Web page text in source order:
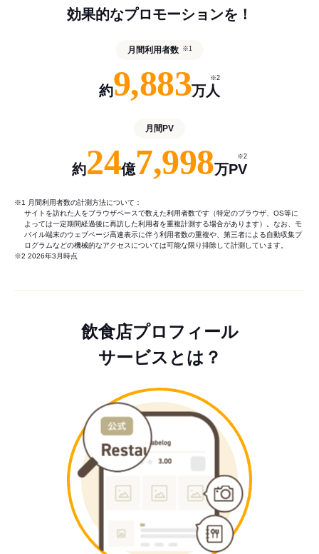
効果的なプロモーションを！
月間利用者数 ※1
約9,883万人
※2
月間PV
約24億7,998万PV
※2
※1 月間利用者数の計測方法について：
サイトを訪れた人をブラウザベースで数えた利用者数です（特定のブラウザ、OS等に
よっては一定期間経過後に再訪した利用者を重複計測する場合があります）。なお、モ
バイル端末のウェブページ高速表示に伴う利用者数の重複や、第三者による自動収集プ
ログラムなどの機械的なアクセスについては可能な限り排除して計測しています。
※2 2026年3月時点
飲食店プロフィール
サービスとは？